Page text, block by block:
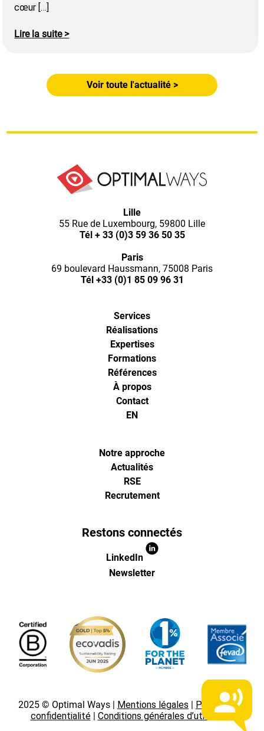
cœur […]
Lire la suite >
Voir toute l'actualité >
Optimal
Ways,
l'agence
de
digital
analytics
et
pour
(Paris,
Lille)
Lille
55 Rue de Luxembourg, 59800 Lille
Tél + 33 (0)3 59 36 50 35
Paris
69 boulevard Haussmann, 75008 Paris
Tél +33 (0)1 85 09 96 31
Services
Réalisations
Expertises
Formations
Références
À propos
Contact
EN
Notre approche
Actualités
RSE
Recrutement
Restons connectés
LinkedIn
Newsletter
2025 © Optimal Ways | Mentions légales | Politique de
confidentialité| Conditions générales d’utilisation